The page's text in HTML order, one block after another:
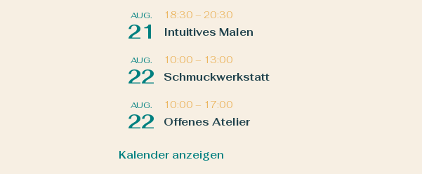
AUG.
21
18:30 – 20:30
Intuitives Malen
AUG.
22
10:00 – 13:00
Schmuckwerkstatt
AUG.
22
10:00 – 17:00
Offenes Atelier
Kalender anzeigen